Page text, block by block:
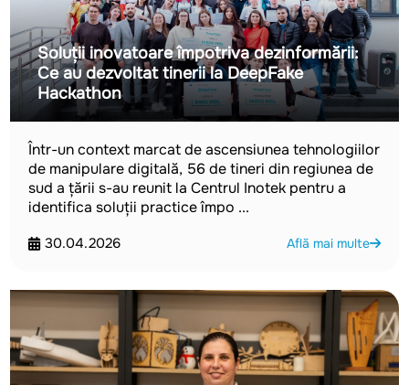
Soluții inovatoare împotriva dezinformării:
Ce au dezvoltat tinerii la DeepFake
Hackathon
Într-un context marcat de ascensiunea tehnologiilor
de manipulare digitală, 56 de tineri din regiunea de
sud a țării s-au reunit la Centrul Inotek pentru a
identifica soluții practice împo ...
30.04.2026 Află mai multe